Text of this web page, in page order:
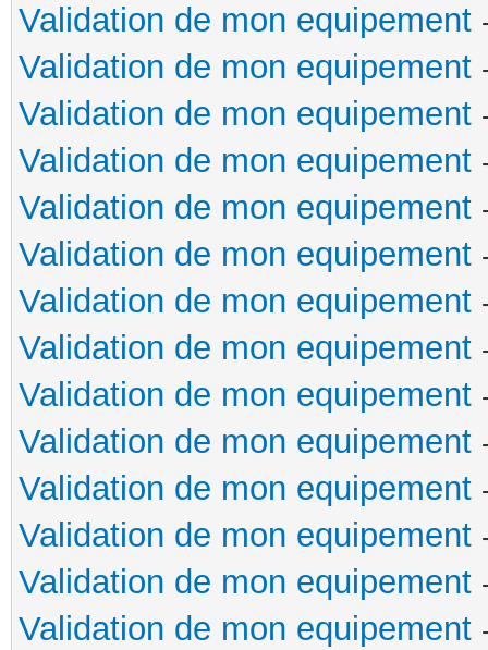
Validation de mon equipement
Validation de mon equipement
Validation de mon equipement
Validation de mon equipement
Validation de mon equipement
Validation de mon equipement
Validation de mon equipement
Validation de mon equipement
Validation de mon equipement
Validation de mon equipement
Validation de mon equipement
Validation de mon equipement
Validation de mon equipement
Validation de mon equipement